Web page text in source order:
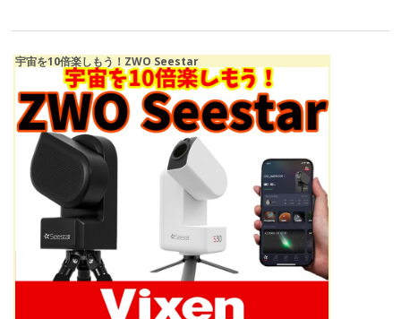
宇宙を10倍楽しもう！ZWO Seestar